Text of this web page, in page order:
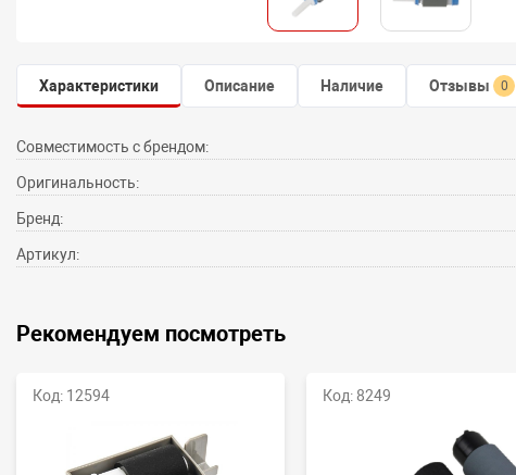
Характеристики Описание Наличие Отзывы 0
Совместимость с брендом:
Оригинальность:
Бренд:
Артикул:
Рекомендуем посмотреть
Код: 12594 Код: 8249